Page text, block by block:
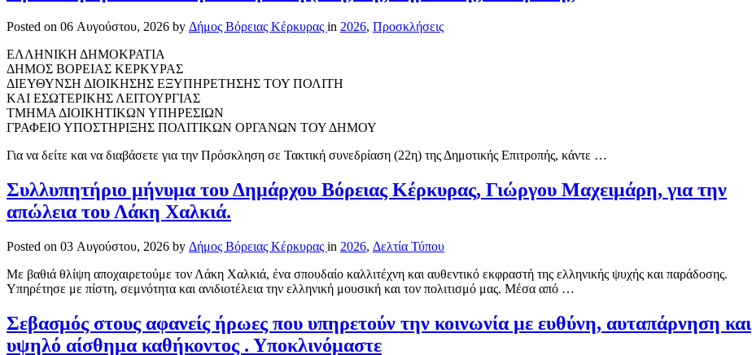
Posted on 06 Αυγούστου, 2026 by Δήμος Βόρειας Κέρκυρας in 2026, Προσκλήσεις
ΕΛΛΗΝΙΚΗ ΔΗΜΟΚΡΑΤΙΑ
ΔΗΜΟΣ ΒΟΡΕΙΑΣ ΚΕΡΚΥΡΑΣ
ΔΙΕΥΘΥΝΣΗ ΔΙΟΙΚΗΣΗΣ ΕΞΥΠΗΡΕΤΗΣΗΣ ΤΟΥ ΠΟΛΙΤΗ
ΚΑΙ ΕΣΩΤΕΡΙΚΗΣ ΛΕΙΤΟΥΡΓΙΑΣ
ΤΜΗΜΑ ΔΙΟΙΚΗΤΙΚΩΝ ΥΠΗΡΕΣΙΩΝ
ΓΡΑΦΕΙΟ ΥΠΟΣΤΗΡΙΞΗΣ ΠΟΛΙΤΙΚΩΝ ΟΡΓΑΝΩΝ ΤΟΥ ΔΗΜΟΥ
Για να δείτε και να διαβάσετε για την Πρόσκληση σε Τακτική συνεδρίαση (22η) της Δημοτικής Επιτροπής, κάντε …
Συλλυπητήριο μήνυμα του Δημάρχου Βόρειας Κέρκυρας, Γιώργου Μαχειμάρη, για την
απώλεια του Λάκη Χαλκιά.
Posted on 03 Αυγούστου, 2026 by Δήμος Βόρειας Κέρκυρας in 2026, Δελτία Τύπου
Με βαθιά θλίψη αποχαιρετούμε τον Λάκη Χαλκιά, ένα σπουδαίο καλλιτέχνη και αυθεντικό εκφραστή της ελληνικής ψυχής και παράδοσης.
Υπηρέτησε με πίστη, σεμνότητα και ανιδιοτέλεια την ελληνική μουσική και τον πολιτισμό μας. Μέσα από …
Σεβασμός στους αφανείς ήρωες που υπηρετούν την κοινωνία με ευθύνη, αυταπάρνηση και
υψηλό αίσθημα καθήκοντος . Υποκλινόμαστε